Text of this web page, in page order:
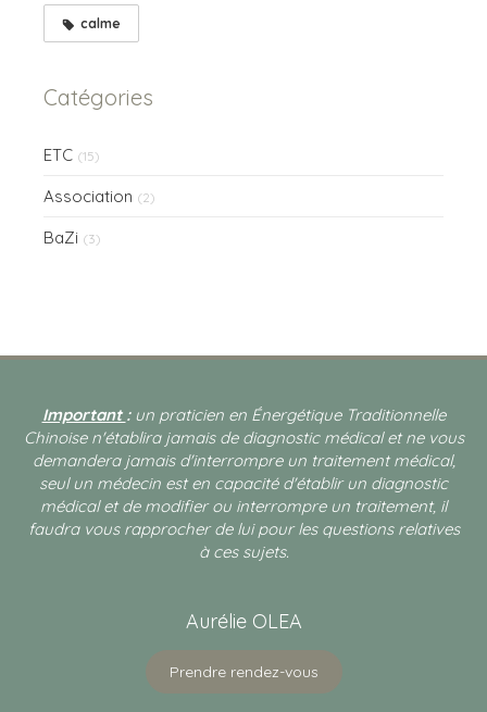
calme
Catégories
ETC (15)
Association (2)
BaZi (3)
Important : un praticien en Énergétique Traditionnelle
Chinoise n'établira jamais de diagnostic médical et ne vous
demandera jamais d'interrompre un traitement médical,
seul un médecin est en capacité d'établir un diagnostic
médical et de modifier ou interrompre un traitement, il
faudra vous rapprocher de lui pour les questions relatives
à ces sujets.
Aurélie OLEA
Prendre rendez-vous